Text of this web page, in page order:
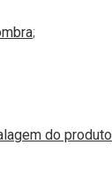
;
do produto